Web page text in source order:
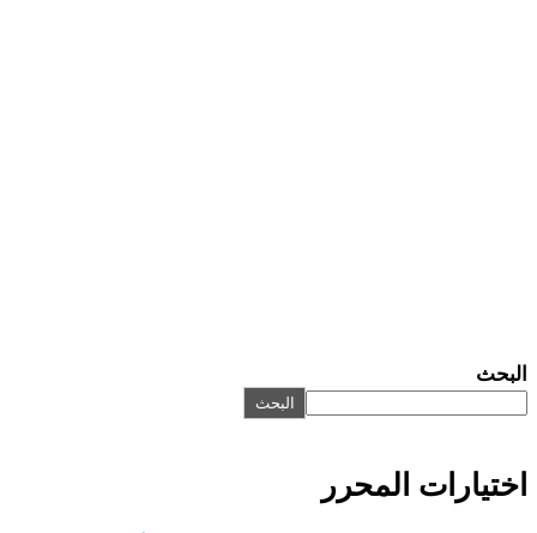
البحث
البحث
اختيارات المحرر